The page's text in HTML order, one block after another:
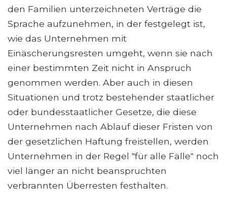
den Familien unterzeichneten Verträge die
Sprache aufzunehmen, in der festgelegt ist,
wie das Unternehmen mit
Einäscherungsresten umgeht, wenn sie nach
einer bestimmten Zeit nicht in Anspruch
genommen werden. Aber auch in diesen
Situationen und trotz bestehender staatlicher
oder bundesstaatlicher Gesetze, die diese
Unternehmen nach Ablauf dieser Fristen von
der gesetzlichen Haftung freistellen, werden
Unternehmen in der Regel "für alle Fälle" noch
viel länger an nicht beanspruchten
verbrannten Überresten festhalten.